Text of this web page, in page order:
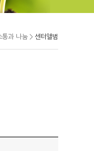
통과 나눔 > 센터앨범